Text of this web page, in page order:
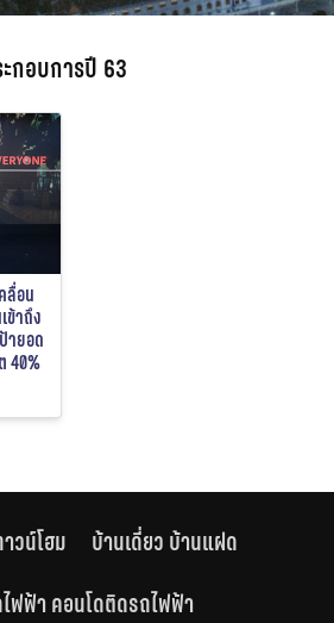
กอบการปี 63
ลื่อน
ข้าถึง
ายอด
40%
วน์โฮม
บ้านเดี่ยว บ้านแฝด
ฟฟ้า คอนโดติดรถไฟฟ้า